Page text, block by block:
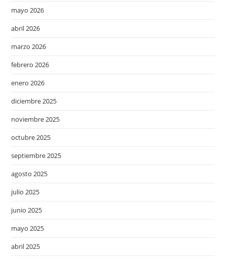
mayo 2026
abril 2026
marzo 2026
febrero 2026
enero 2026
diciembre 2025
noviembre 2025
octubre 2025
septiembre 2025
agosto 2025
julio 2025
junio 2025
mayo 2025
abril 2025